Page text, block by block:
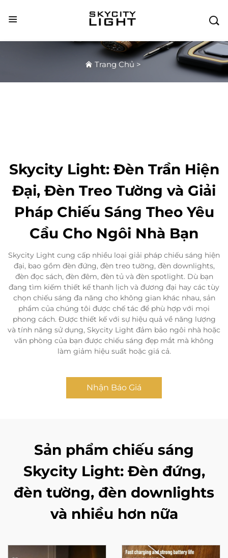

Trang Chủ >
Skycity Light: Đèn Trần Hiện
Đại, Đèn Treo Tường và Giải
Pháp Chiếu Sáng Theo Yêu
Cầu Cho Ngôi Nhà Bạn
Skycity Light cung cấp nhiều loại giải pháp chiếu sáng hiện
đại, bao gồm đèn đứng, đèn treo tường, đèn downlights,
đèn đọc sách, đèn đêm, đèn tủ và đèn spotlight. Dù bạn
đang tìm kiếm thiết kế thanh lịch và đương đại hay các tùy
chọn chiếu sáng đa năng cho không gian khác nhau, sản
phẩm của chúng tôi được chế tác để phù hợp với mọi
phong cách. Được thiết kế với sự hiệu quả về năng lượng
và tính năng sử dụng, Skycity Light đảm bảo ngôi nhà hoặc
văn phòng của bạn được chiếu sáng đẹp mắt mà không
làm giảm hiệu suất hoặc giá cả.
Nhận Báo Giá
Sản phẩm chiếu sáng
Skycity Light: Đèn đứng,
đèn tường, đèn downlights
và nhiều hơn nữa